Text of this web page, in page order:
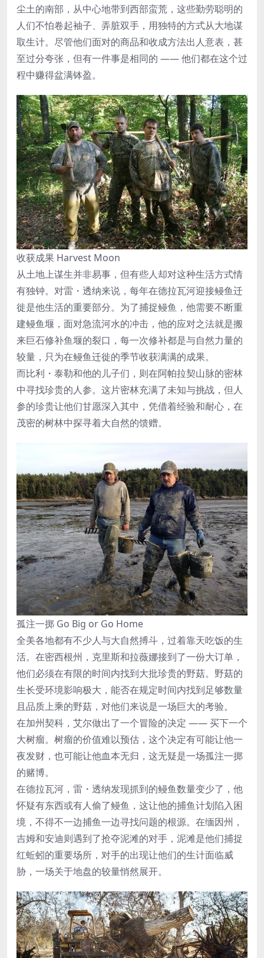
尘土的南部，从中心地带到西部蛮荒，这些勤劳聪明的
人们不怕卷起袖子、弄脏双手，用独特的方式从大地谋
取生计。尽管他们面对的商品和收成方法出人意表，甚
至过分夸张，但有一件事是相同的 —— 他们都在这个过
程中赚得盆满钵盈。
收获成果 Harvest Moon
从土地上谋生并非易事，但有些人却对这种生活方式情
有独钟。对雷・透纳来说，每年在德拉瓦河迎接鳗鱼迁
徙是他生活的重要部分。为了捕捉鳗鱼，他需要不断重
建鳗鱼堰，面对急流河水的冲击，他的应对之法就是搬
来巨石修补鱼堰的裂口，每一次修补都是与自然力量的
较量，只为在鳗鱼迁徙的季节收获满满的成果。
而比利・泰勒和他的儿子们，则在阿帕拉契山脉的密林
中寻找珍贵的人参。这片密林充满了未知与挑战，但人
参的珍贵让他们甘愿深入其中，凭借着经验和耐心，在
茂密的树林中探寻着大自然的馈赠。
孤注一掷 Go Big or Go Home
全美各地都有不少人与大自然搏斗，过着靠天吃饭的生
活。在密西根州，克里斯和拉薇娜接到了一份大订单，
他们必须在有限的时间内找到大批珍贵的野菇。野菇的
生长受环境影响极大，能否在规定时间内找到足够数量
且品质上乘的野菇，对他们来说是一场巨大的考验。
在加州契科，艾尔做出了一个冒险的决定 —— 买下一个
大树瘤。树瘤的价值难以预估，这个决定有可能让他一
夜发财，也可能让他血本无归，这无疑是一场孤注一掷
的赌博。
在德拉瓦河，雷・透纳发现抓到的鳗鱼数量变少了，他
怀疑有东西或有人偷了鳗鱼，这让他的捕鱼计划陷入困
境，不得不一边捕鱼一边寻找问题的根源。在缅因州，
吉姆和安迪则遇到了抢夺泥滩的对手，泥滩是他们捕捉
红蚯蚓的重要场所，对手的出现让他们的生计面临威
胁，一场关于地盘的较量悄然展开。